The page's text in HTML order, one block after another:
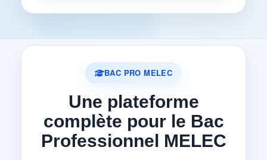
BAC PRO MELEC
Une plateforme
complète pour le Bac
Professionnel MELEC